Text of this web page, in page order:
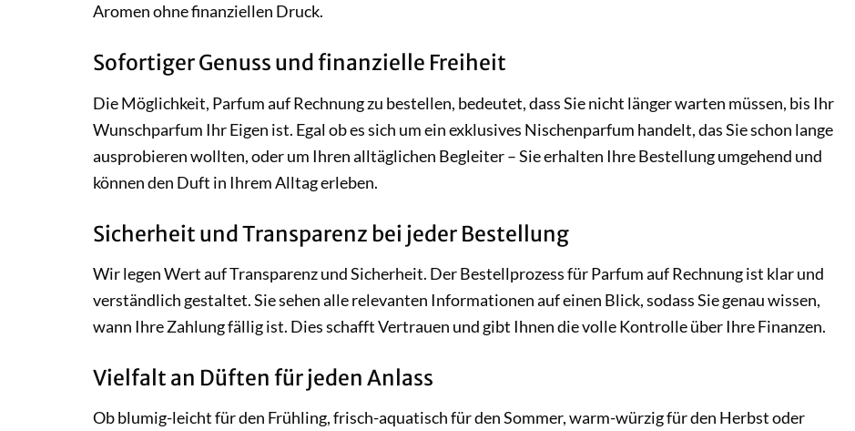
Aromen ohne finanziellen Druck.
Sofortiger Genuss und finanzielle Freiheit
Die Möglichkeit, Parfum auf Rechnung zu bestellen, bedeutet, dass Sie nicht länger warten müssen, bis Ihr
Wunschparfum Ihr Eigen ist. Egal ob es sich um ein exklusives Nischenparfum handelt, das Sie schon lange
ausprobieren wollten, oder um Ihren alltäglichen Begleiter – Sie erhalten Ihre Bestellung umgehend und
können den Duft in Ihrem Alltag erleben.
Sicherheit und Transparenz bei jeder Bestellung
Wir legen Wert auf Transparenz und Sicherheit. Der Bestellprozess für Parfum auf Rechnung ist klar und
verständlich gestaltet. Sie sehen alle relevanten Informationen auf einen Blick, sodass Sie genau wissen,
wann Ihre Zahlung fällig ist. Dies schafft Vertrauen und gibt Ihnen die volle Kontrolle über Ihre Finanzen.
Vielfalt an Düften für jeden Anlass
Ob blumig-leicht für den Frühling, frisch-aquatisch für den Sommer, warm-würzig für den Herbst oder